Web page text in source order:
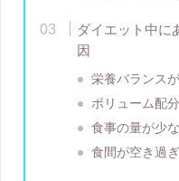
ダイエット中に
因
栄養バランス
ボリューム配
食事の量が少
食間が空き過